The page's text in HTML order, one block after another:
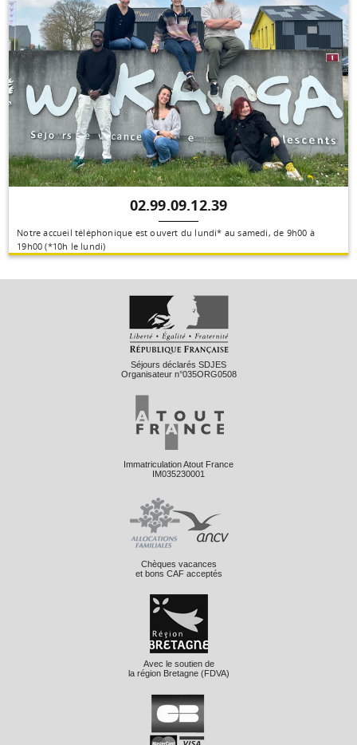
02.99.09.12.39
Notre accueil téléphonique est ouvert du lundi* au samedi, de 9h00 à
19h00 (*10h le lundi)
Séjours déclarés SDJES
Organisateur n°035ORG0508
Immatriculation Atout France
IM035230001
Chèques vacances
et bons CAF acceptés
Avec le soutien de
la région Bretagne (FDVA)